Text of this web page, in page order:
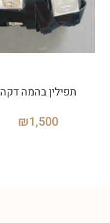
תפילין בהמה דקה
₪1,500